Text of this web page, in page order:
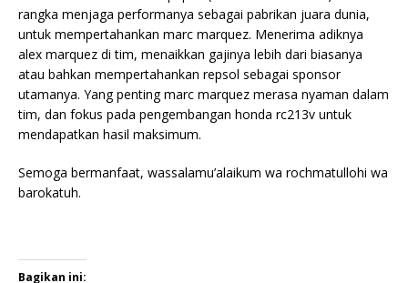
rangka menjaga performanya sebagai pabrikan juara dunia,
untuk mempertahankan marc marquez. Menerima adiknya
alex marquez di tim, menaikkan gajinya lebih dari biasanya
atau bahkan mempertahankan repsol sebagai sponsor
utamanya. Yang penting marc marquez merasa nyaman dalam
tim, dan fokus pada pengembangan honda rc213v untuk
mendapatkan hasil maksimum.
Semoga bermanfaat, wassalamu’alaikum wa rochmatullohi wa
barokatuh.
Bagikan ini: